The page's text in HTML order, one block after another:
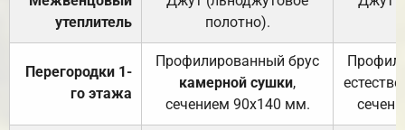
утеплитель
полотно).
Перегородки 1-
го этажа
Профилированный брус
камерной сушки,
сечением 90х140 мм.